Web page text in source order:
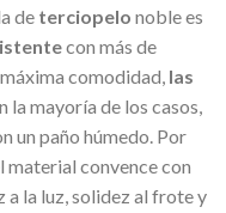
de terciopelo noble es
con más de
comodidad, las
la mayoría de los casos,
un paño húmedo. Por
material convence con
a la luz, solidez al frote y